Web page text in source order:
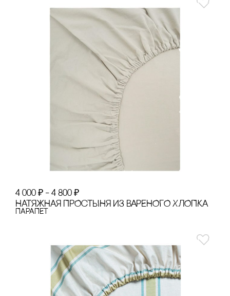
4 000 ₽ – 4 800 ₽
НАТЯЖНАЯ ПРОсТЫНЯ ИЗ ВАРЕНОГО ХЛОПКА
ПАРАПЕТ